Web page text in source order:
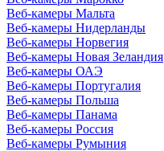
Веб-камеры Мальта
Веб-камеры Нидерланды
Веб-камеры Норвегия
Веб-камеры Новая Зеландия
Веб-камеры ОАЭ
Веб-камеры Португалия
Веб-камеры Польша
Веб-камеры Панама
Веб-камеры Россия
Веб-камеры Румыния